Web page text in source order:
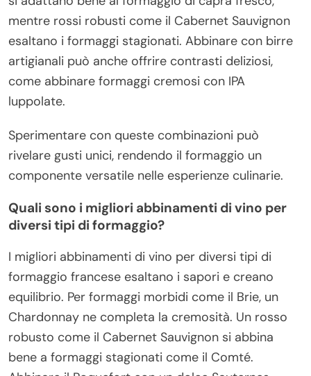
mentre rossi robusti come il Cabernet Sauvignon
esaltano i formaggi stagionati. Abbinare con birre
artigianali può anche offrire contrasti deliziosi,
come abbinare formaggi cremosi con IPA
luppolate.
Sperimentare con queste combinazioni può
rivelare gusti unici, rendendo il formaggio un
componente versatile nelle esperienze culinarie.
Quali sono i migliori abbinamenti di vino per
diversi tipi di formaggio?
I migliori abbinamenti di vino per diversi tipi di
formaggio francese esaltano i sapori e creano
equilibrio. Per formaggi morbidi come il Brie, un
Chardonnay ne completa la cremosità. Un rosso
robusto come il Cabernet Sauvignon si abbina
bene a formaggi stagionati come il Comté.